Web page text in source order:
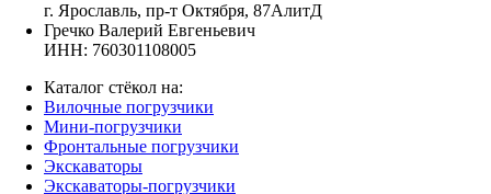
г. Ярославль, пр-т Октября, 87АлитД
Гречко Валерий Евгеньевич
ИНН: 760301108005
Каталог стёкол на:
Вилочные погрузчики
Мини-погрузчики
Фронтальные погрузчики
Экскаваторы
Экскаваторы-погрузчики